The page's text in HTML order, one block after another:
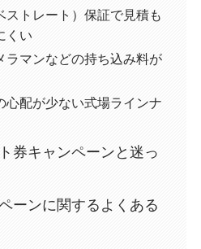
ストレート）保証で見積も
くい
ラマンなどの持ち込み料が
心配が少ない式場ラインナ
券キャンペーンと迷っ
ーンに関するよくある